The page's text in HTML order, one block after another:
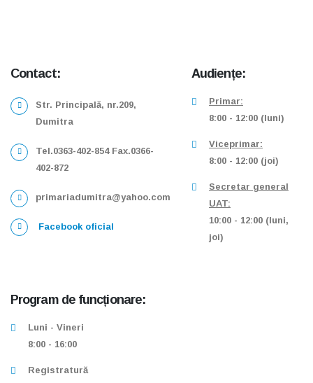
Contact:
Str. Principală, nr.209,
Dumitra
Tel.0363-402-854 Fax.0366-
402-872
primariadumitra@yahoo.com
Facebook oficial
Audiențe:
Primar:
8:00 - 12:00 (luni)
Viceprimar:
8:00 - 12:00 (joi)
Secretar general
UAT:
10:00 - 12:00 (luni,
joi)
Program de funcționare:
Luni - Vineri
8:00 - 16:00
Registratură